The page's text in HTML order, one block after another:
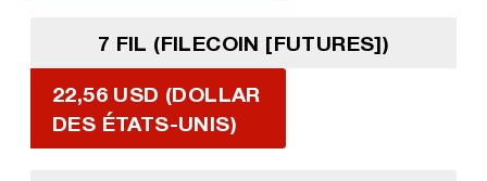
7 FIL (FILECOIN [FUTURES])
22,56 USD (DOLLAR
DES ÉTATS-UNIS)